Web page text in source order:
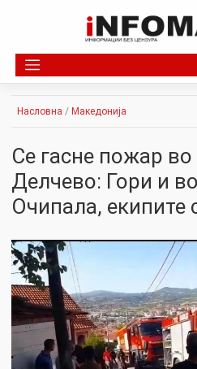
Насловна / Македонија
Се гасне пожар во
Делчево: Гори и
Очипала, екипите